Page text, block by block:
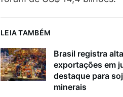
LEIA TAMBÉM
Brasil registra
exportações em
destaque para
minerais